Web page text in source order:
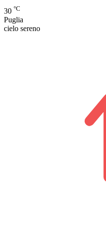
30 °C
Puglia
cielo sereno